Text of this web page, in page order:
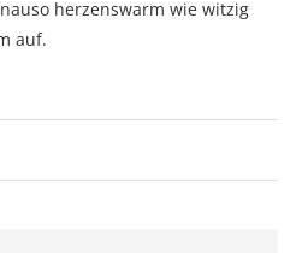
herzenswarm wie witzig
auf.